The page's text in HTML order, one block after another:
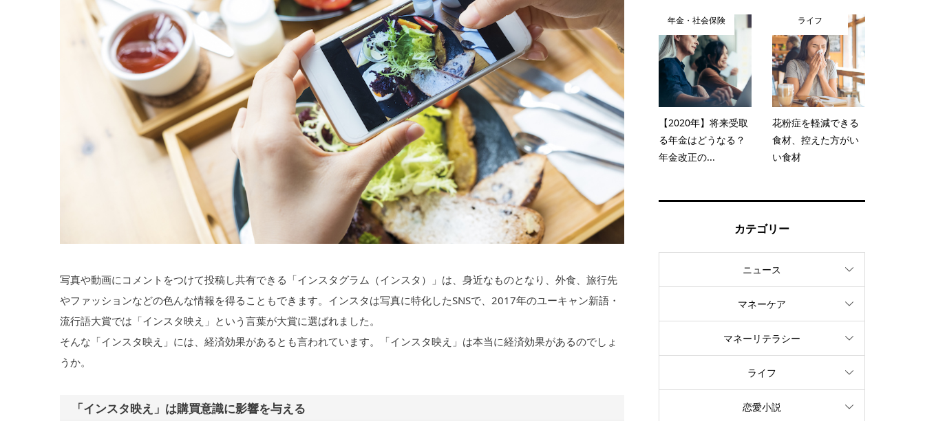
写真や動画にコメントをつけて投稿し共有できる「インスタグラム（インスタ）」は、身近なものとなり、外食、旅行先
やファッションなどの色んな情報を得ることもできます。インスタは写真に特化したSNSで、2017年のユーキャン新語・
流行語大賞では「インスタ映え」という言葉が大賞に選ばれました。
そんな「インスタ映え」には、経済効果があるとも言われています。「インスタ映え」は本当に経済効果があるのでしょ
うか。
「インスタ映え」は購買意識に影響を与える
年金・社会保険
【2020年】将来受取
る年金はどうなる？
年金改正の...
ライフ
花粉症を軽減できる
食材、控えた方がい
い食材
カテゴリー
ニュース
マネーケア
マネーリテラシー
ライフ
恋愛小説